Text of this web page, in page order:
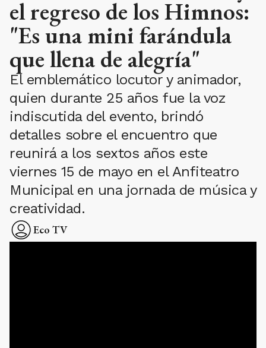
el regreso de los Himnos:
"Es una mini farándula
que llena de alegría"
El emblemático locutor y animador,
quien durante 25 años fue la voz
indiscutida del evento, brindó
detalles sobre el encuentro que
reunirá a los sextos años este
viernes 15 de mayo en el Anfiteatro
Municipal en una jornada de música y
creatividad.
Eco TV